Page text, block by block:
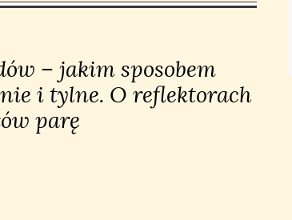
– jakim sposobem
i tylne. O reflektorach
parę